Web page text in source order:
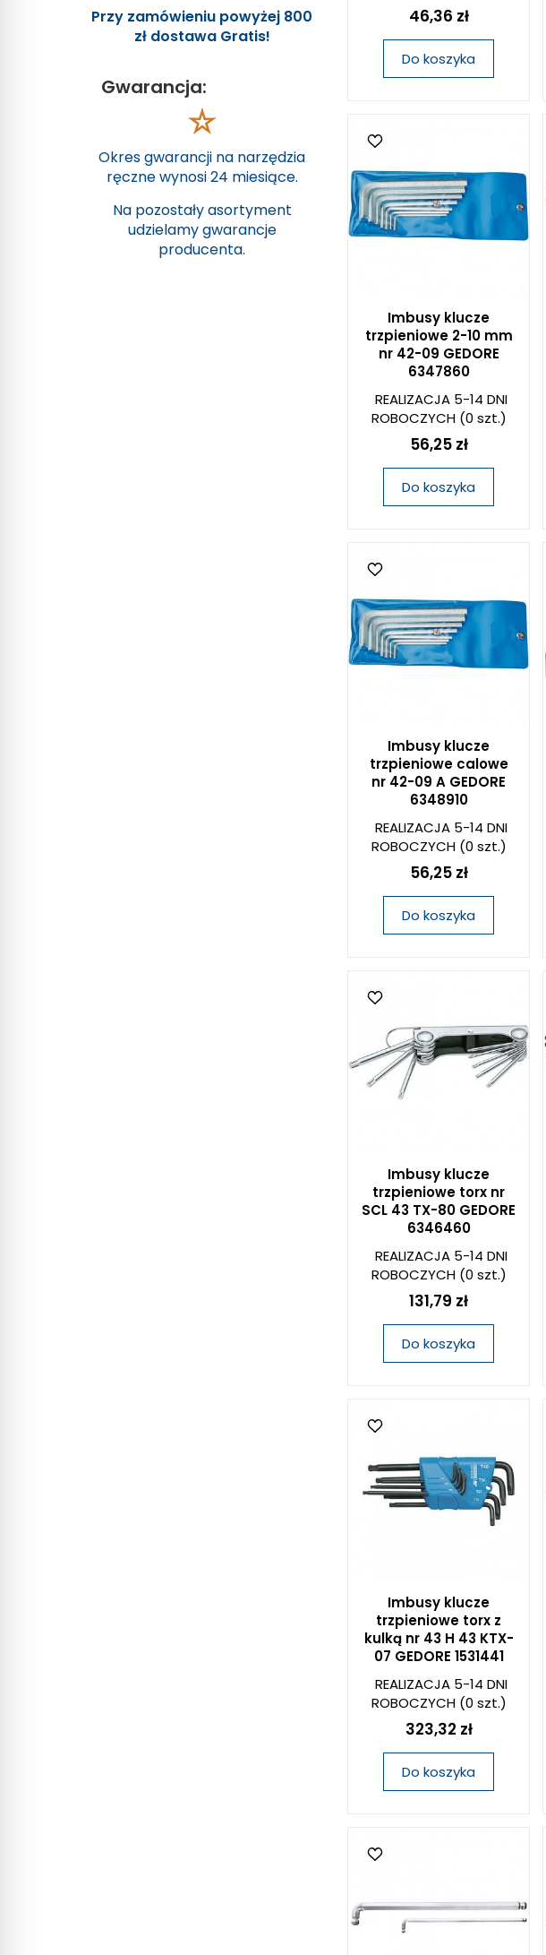
46,36 zł
Do koszyka
Imbusy klucze
trzpieniowe 2-10 mm
nr 42-09 GEDORE
6347860
REALIZACJA 5-14 DNI
ROBOCZYCH(0 szt.)
56,25 zł
Do koszyka
Imbusy klucze
trzpieniowe calowe
nr 42-09 A GEDORE
6348910
REALIZACJA 5-14 DNI
ROBOCZYCH(0 szt.)
56,25 zł
Do koszyka
Imbusy klucze
trzpieniowe torx nr
SCL 43 TX-80 GEDORE
6346460
REALIZACJA 5-14 DNI
ROBOCZYCH(0 szt.)
131,79 zł
Do koszyka
Imbusy klucze
trzpieniowe torx z
kulką nr 43 H 43 KTX-
07 GEDORE 1531441
REALIZACJA 5-14 DNI
ROBOCZYCH(0 szt.)
323,32 zł
Do koszyka
Przy zamówieniu powyżej 800
zł dostawa Gratis!
Gwarancja:
Okres gwarancji na narzędzia
ręczne wynosi 24 miesiące.
Na pozostały asortyment
udzielamy gwarancje
producenta.